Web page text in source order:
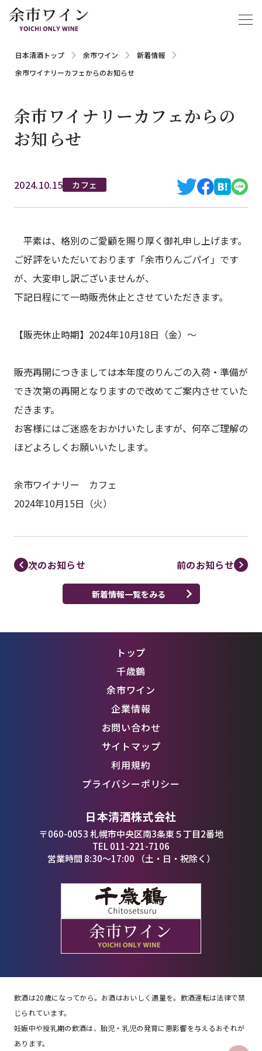
日本清酒トップ 余市ワイン
新着情報
余市ワイナリーカフェからのお知らせ
余市ワイナリーカフェからの
お知らせ
2024.10.15 カフェ
平素は、格別のご愛顧を賜り厚く御礼申し上げます。
ご好評をいただいております「余市りんごパイ」です
が、大変申し訳ございませんが、
下記日程にて一時販売休止とさせていただきます。
【販売休止時期】2024年10月18日（金）～
販売再開につきましては本年度のりんごの入荷・準備が
でき次第の再開となりますので改めてご案内させていた
だきます。
お客様にはご迷惑をおかけいたしますが、何卒ご理解の
ほどよろしくお願いいたします。
余市ワイナリー カフェ
2024年10月15日（火）
次のお知らせ 前のお知らせ
新着情報一覧をみる
トップ
千歳鶴
余市ワイン
企業情報
お問い合わせ
サイトマップ
利用規約
プライバシーポリシー
日本清酒株式会社
〒060-0053 札幌市中央区南3条東５丁目2番地
TEL 011-221-7106
営業時間 8:30〜17:00 （土・日・祝除く）
飲酒は20歳になってから。お酒はおいしく適量を。飲酒運転は法律で禁
じられています。
妊娠中や授乳期の飲酒は、胎児・乳児の発育に悪影響を与えるおそれが
あります。